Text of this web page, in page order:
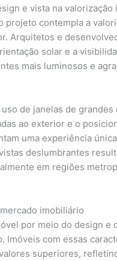
e vista na valorização
projeto contempla a
Arquitetos e
solar e a
mais luminosos e
de janelas de
ao exterior e o
uma experiência
deslumbrantes
em regiões
imobiliário
por meio do design e
Imóveis com essas
superiores,